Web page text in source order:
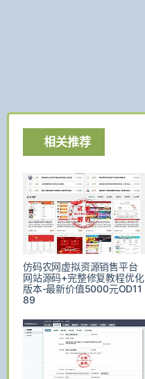
相关推荐
仿码农网虚拟资源销售平台
网站源码+完整修复教程优化
版本-最新价值5000元OD11
89